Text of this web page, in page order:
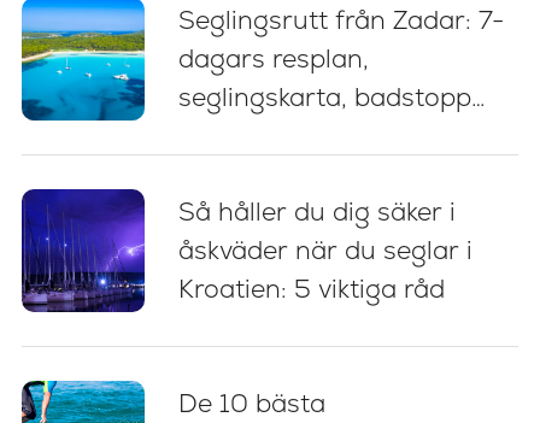
Seglingsrutt från Zadar: 7-
dagars resplan,
seglingskarta, badstopp
Så håller du dig säker i
åskväder när du seglar i
Kroatien: 5 viktiga råd
De 10 bästa